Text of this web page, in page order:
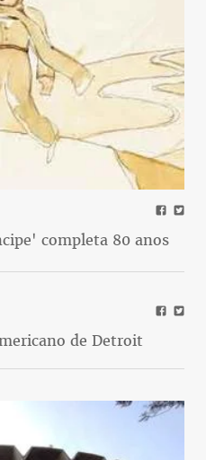
completa 80 anos
de Detroit